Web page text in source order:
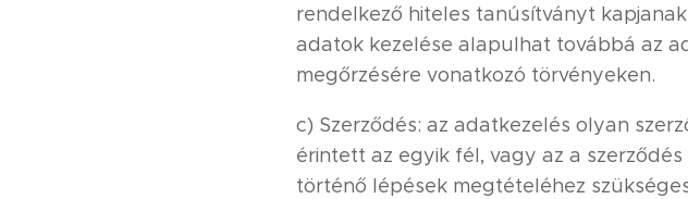
rendelkező hiteles tanúsítványt
adatok kezelése alapulhat továbbá az
megőrzésére vonatkozó törvényeken.
c) Szerződés: az adatkezelés olyan
érintett az egyik fél, vagy az a
történő lépések megtételéhez